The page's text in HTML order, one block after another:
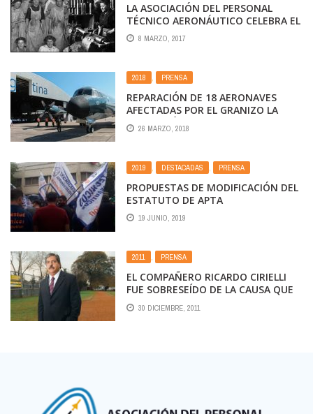
LA ASOCIACIÓN DEL PERSONAL
TÉCNICO AERONÁUTICO CELEBRA EL
DÍA DE LA MUJER, HOMENAJEANDO A
TODAS SUS COMPAÑERAS
8 MARZO, 2017
2018 , PRENSA
REPARACIÓN DE 18 AERONAVES
AFECTADAS POR EL GRANIZO LA
ASOCIACIÓN DEL PERSONAL
TÉCNICO AERONÁUTICO FELICITA A
MANTENIMIENTO DE AEROLÍNEAS
ARGENTINAS.
26 MARZO, 2018
2019 DESTACADAS PRENSA
PROPUESTAS DE MODIFICACIÓN DEL
ESTATUTO DE APTA
19 JUNIO, 2019
2011 , PRENSA
EL COMPAÑERO RICARDO CIRIELLI
FUE SOBRESEÍDO DE LA CAUSA QUE
POR CALUMNIAS E INJURIAS, LE
INICIARA EL SECRETARIO DE
30 DICIEMBRE, 2011